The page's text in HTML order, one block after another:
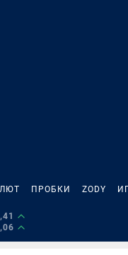
ПРОБКИ ZODY